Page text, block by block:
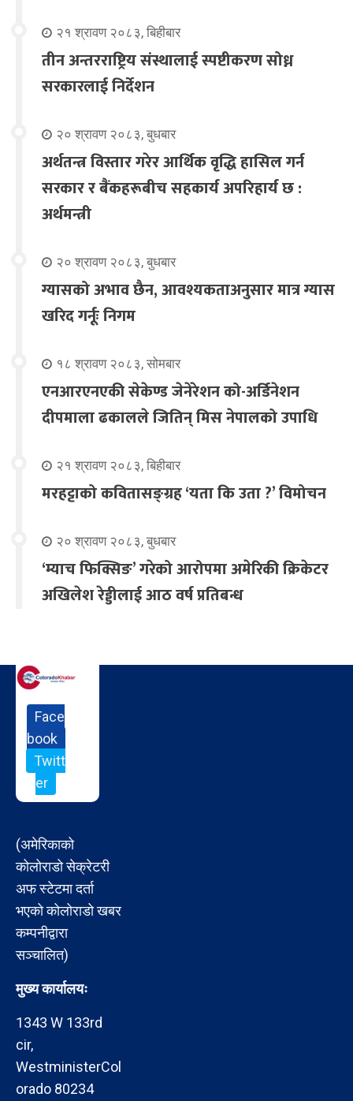
२१ श्रावण २०८३, बिहीबार
तीन अन्तरराष्ट्रिय संस्थालाई स्पष्टीकरण सोध्न
सरकारलाई निर्देशन
२० श्रावण २०८३, बुधबार
अर्थतन्त्र विस्तार गरेर आर्थिक वृद्धि हासिल गर्न
सरकार र बैंकहरूबीच सहकार्य अपरिहार्य छ :
अर्थमन्त्री
२० श्रावण २०८३, बुधबार
ग्यासको अभाव छैन, आवश्यकताअनुसार मात्र ग्यास
खरिद गर्नूः निगम
१८ श्रावण २०८३, सोमबार
एनआरएनएकी सेकेण्ड जेनेरेशन को-अर्डिनेशन
दीपमाला ढकालले जितिन् मिस नेपालको उपाधि
२१ श्रावण २०८३, बिहीबार
मरहट्टाको कवितासङ्ग्रह ‘यता कि उता ?’ विमोचन
२० श्रावण २०८३, बुधबार
‘म्याच फिक्सिङ’ गरेको आरोपमा अमेरिकी क्रिकेटर
अखिलेश रेड्डीलाई आठ वर्ष प्रतिबन्ध
Face
book
Twitt
er
(अमेरिकाको
कोलोराडो सेक्रेटरी
अफ स्टेटमा दर्ता
भएको कोलोराडो खबर
कम्पनीद्वारा
सञ्चालित)
मुख्य कार्यालयः
1343 W 133rd
cir,
WestministerCol
orado 80234